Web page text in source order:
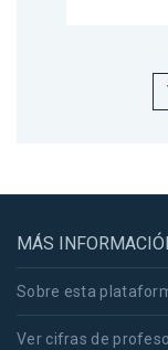
MÁS
Sobre esta
Ver cifras de